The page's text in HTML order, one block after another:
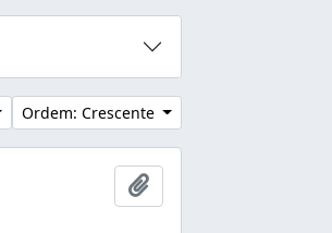
Ordem: Crescente
Adicionar a área de